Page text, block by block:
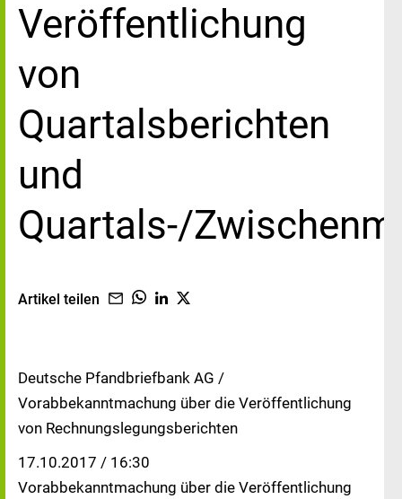
Veröffentlichung
von
Quartalsberichten
und
Quartals-/
Artikel teilen
Deutsche Pfandbriefbank AG /
Vorabbekanntmachung über die Veröffentlichung
von Rechnungslegungsberichten
17.10.2017 / 16:30
Vorabbekanntmachung über die Veröffentlichung